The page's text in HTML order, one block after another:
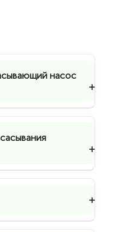
насос